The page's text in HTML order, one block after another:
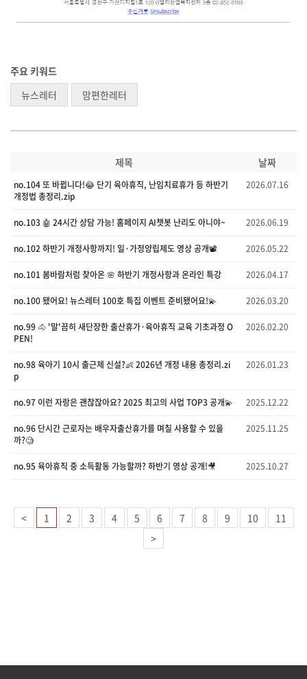
주요 키워드
뉴스레터
맘편한레터
제목 날짜
no.104 또 바뀝니다!😂 단기 육아휴직, 난임치료휴가 등 하반기
개정법 총정리.zip
2026.07.16
no.103 🤖 24시간 상담 가능! 홈페이지 AI챗봇 난리도 아니야~ 2026.06.19
no.102 하반기 개정사항까지! 일·가정양립제도 영상 공개📽️ 2026.05.22
no.101 봄바람처럼 찾아온 🌸 하반기 개정사항과 온라인 특강 2026.04.17
no.100 됐어요! 뉴스레터 100호 특집 이벤트 준비됐어요!💫 2026.03.20
no.99 🐴 '말'끔히 새단장한 출산휴가·육아휴직 교육 기초과정 O
PEN!
2026.02.20
no.98 육아기 10시 출근제 신설?👶 2026년 개정 내용 총정리.zi
p
2026.01.23
no.97 이런 자랑은 괜찮잖아요? 2025 최고의 사업 TOP3 공개💫 2025.12.22
no.96 단시간 근로자는 배우자출산휴가를 며칠 사용할 수 있을
까?🧐
2025.11.25
no.95 육아휴직 중 소득활동 가능할까? 하반기 영상 공개!🎥 2025.10.27
< 1 2 3 4 5 6 7 8 9 10
11
>